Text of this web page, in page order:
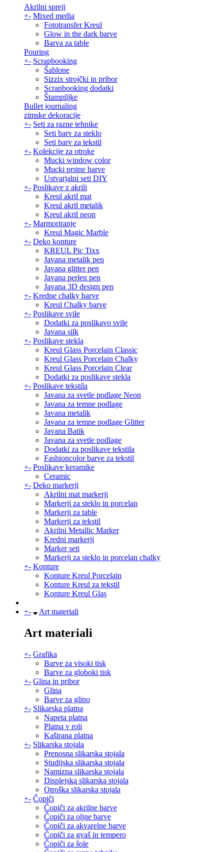
Akrilni spreji
+- Mixed media
Fototransfer Kreul
Glow in the dark barve
Barva za table
Pouring
+- Scrapbooking
Šablone
Sizzix strojčki in pribor
Scrapbooking dodatki
Štampiljke
Bullet journaling
zimske dekoracije
+- Seti za razne tehnike
Seti barv za steklo
Seti barv za tekstil
+- Kolekcije za otroke
Mucki window color
Mucki prstne barve
Ustvarjalni seti DIY
+- Poslikave z akrili
Kreul akril mat
Kreul akril metalik
Kreul akril neon
+- Marmoriranje
Kreul Magic Marble
+- Deko konture
KREUL Pic Tixx
Javana metalik pen
Javana glitter pen
Javana perlen pen
Javana 3D design pen
+- Kredne chalky barve
Kreul Chalky barve
+- Poslikave svile
Dodatki za poslikavo svile
Javana silk
+- Poslikave stekla
Kreul Glass Porcelain Classic
Kreul Glass Porcelain Chalky
Kreul Glass Porcelain Clear
Dodatki za poslikave stekla
+- Poslikave tekstila
Javana za svetle podlage Neon
Javana za temne podlage
Javana metalik
Javana za temne podlage Glitter
Javana Batik
Javana za svetle podlage
Dodatki za poslikave tekstila
Fashioncolor barve za tekstil
+- Poslikave keramike
Ceramic
+- Deko markerji
Akrilni mat markerji
Markerji za steklo in porcelan
Markerji za table
Markerji za tekstil
Akrilni Metallic Marker
Kredni markerji
Marker seti
Markerji za steklo in porcelan chalky
+- Konture
Konture Kreul Porcelain
Konture Kreul za tekstil
Konture Kreul Glas
+- Art materiali
Art materiali
+- Grafika
Barve za visoki tisk
Barve za globoki tisk
+- Glina in pribor
Glina
Barve za glino
+- Slikarska platna
Napeta platna
Platna v roli
Kaširana platna
+- Slikarska stojala
Prenosna slikarska stojala
Studijska slikarska stojala
Namizna slikarska stojala
Displejska slikarska stojala
Otroška slikarska stojala
+- Čopiči
Čopiči za akrilne barve
Čopiči za oljne barve
Čopiči za akvarelne barve
Čopiči za gvaš in tempero
Čopiči za šole